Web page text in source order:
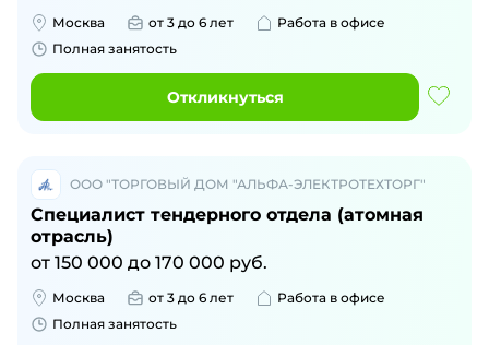
Москва от 3 до 6 лет
Работа в офисе
Полная занятость
Откликнуться
ООО "ТОРГОВЫЙ ДОМ "АЛЬФА-ЭЛЕКТРОТЕХТОРГ"
Специалист тендерного отдела (атомная
отрасль)
от 150 000 до 170 000 руб.
Москва от 3 до 6 лет
Работа в офисе
Полная занятость